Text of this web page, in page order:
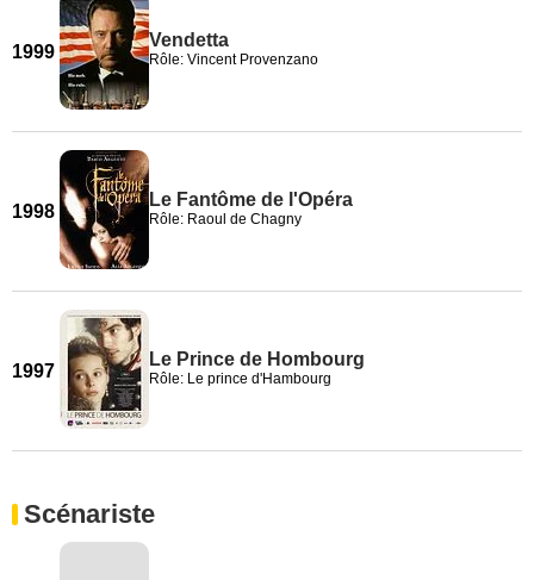
1999
Vendetta
Rôle: Vincent Provenzano
1998
Le Fantôme de l'Opéra
Rôle: Raoul de Chagny
1997
Le Prince de Hombourg
Rôle: Le prince d'Hambourg
Scénariste